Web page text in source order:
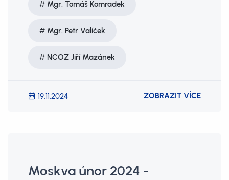
Mgr. Tomáš Komradek
Mgr. Petr Valíček
NCOZ Jiří Mazánek
19.11.2024 ZOBRAZIT VÍCE
Moskva únor 2024 -